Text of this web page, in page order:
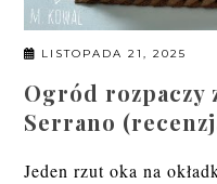
LISTOPADA 21, 2025
Ogród rozpaczy
Serrano
Jeden rzut oka na